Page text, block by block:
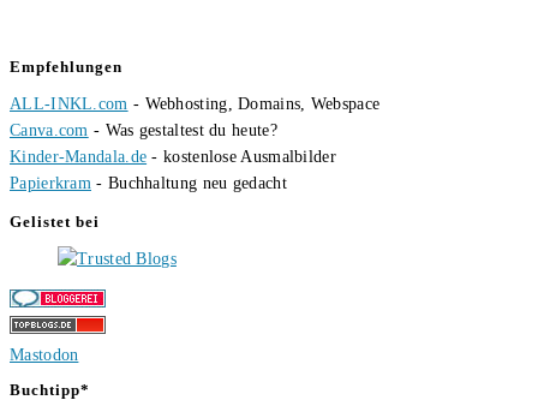
Empfehlungen
ALL-INKL.com - Webhosting, Domains, Webspace
Canva.com - Was gestaltest du heute?
Kinder-Mandala.de - kostenlose Ausmalbilder
Papierkram - Buchhaltung neu gedacht
Gelistet bei
Mastodon
Buchtipp*